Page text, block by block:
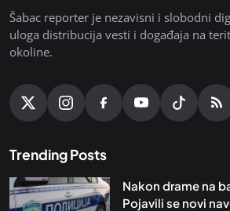
Šabac reporter je nezavisni i slobodni
uloga distribucija vesti i događaja na
okoline.
Trending Posts
Nakon drame na
Pojavili se novi